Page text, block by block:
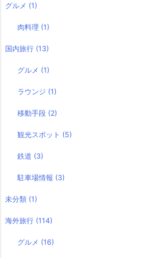
グルメ (1)
肉料理 (1)
国内旅行 (13)
グルメ (1)
ラウンジ (1)
移動手段 (2)
観光スポット (5)
鉄道 (3)
駐車場情報 (3)
未分類 (1)
海外旅行 (114)
グルメ (16)